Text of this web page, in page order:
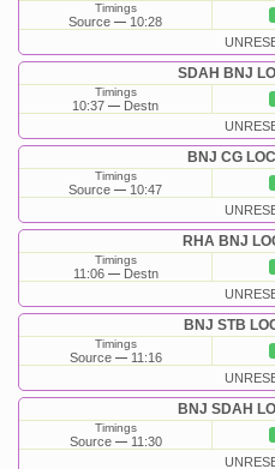
Timings
Source 10:28
SDAH BNJ
Timings
10:37 Destn
BNJ CG
Timings
Source 10:47
RHA BNJ
Timings
11:06 Destn
BNJ STB
Timings
Source 11:16
BNJ SDAH
Timings
Source 11:30